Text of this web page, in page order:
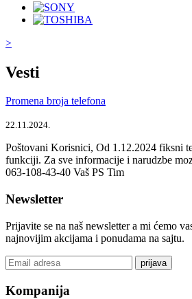
>
Vesti
Promena broja telefona
22.11.2024.
Poštovani Korisnici, Od 1.12.2024 fiksni
funkciji. Za sve informacije i narudzbe
063-108-43-40 Vaš PS Tim
Newsletter
Prijavite se na naš newsletter a mi ćemo
najnovijim akcijama i ponudama na sajtu.
prijava
Kompanija